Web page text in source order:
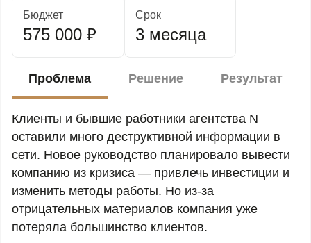
Бюджет
575 000 ₽
Срок
3 месяца
Проблема Решение Результат
Клиенты и бывшие работники агентства N
оставили много деструктивной информации в
сети. Новое руководство планировало вывести
компанию из кризиса — привлечь инвестиции и
изменить методы работы. Но из-за
отрицательных материалов компания уже
потеряла большинство клиентов.